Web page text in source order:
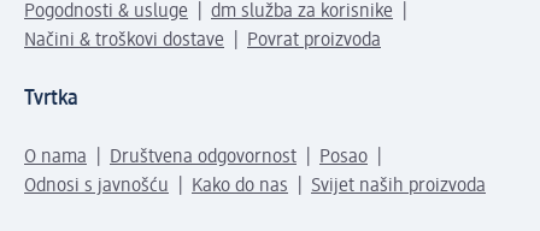
Pogodnosti & usluge
dm služba za korisnike
Načini & troškovi dostave
Povrat proizvoda
Tvrtka
O nama Društvena odgovornost
Posao
Odnosi s javnošću
Kako do nas Svijet naših proizvoda